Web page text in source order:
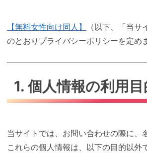
【無料女性向け同人】
（以下、「当
のとおりプライバシーポリシーを定め
1. 個人情報の利用目
当サイトでは、お問い合わせの際に、
これらの個人情報は、以下の目的以外